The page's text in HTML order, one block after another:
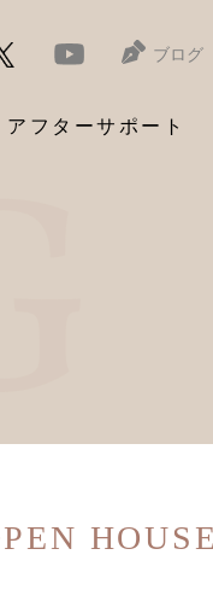
ブログ
アフターサポート